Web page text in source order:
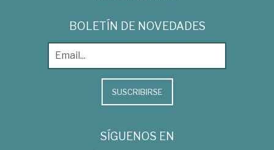
BOLETÍN DE NOVEDADES
SUSCRIBIRSE
SÍGUENOS EN